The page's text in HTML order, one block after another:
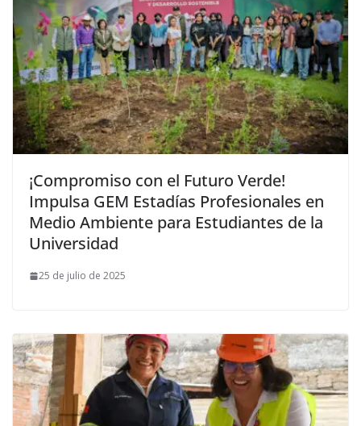
¡Compromiso con el Futuro Verde!
Impulsa GEM Estadías Profesionales en
Medio Ambiente para Estudiantes de la
Universidad
25 de julio de 2025